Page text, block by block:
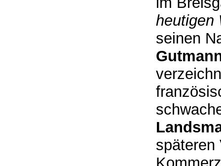
heutigen
seinen
späteren